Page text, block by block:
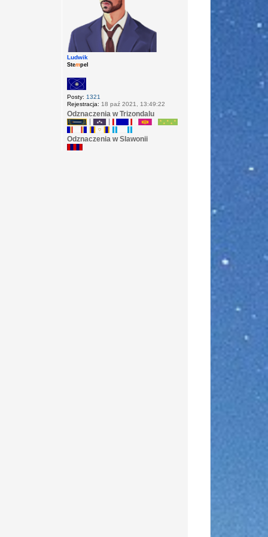
Ludwik
Stempel
Posty: 1321
Rejestracja: 18 paź 2021, 13:49:22
Odznaczenia w Trizondalu
Odznaczenia w Slawonii